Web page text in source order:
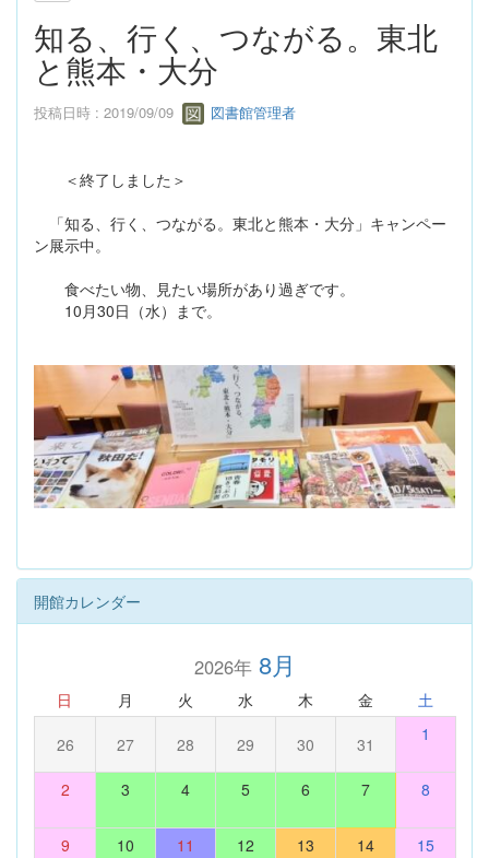
知る、行く、つながる。東北
と熊本・大分
投稿日時 : 2019/09/09 図書館管理者
＜終了しました＞
「知る、行く、つながる。東北と熊本・大分」キャンペー
ン展示中。
食べたい物、見たい場所があり過ぎです。
10月30日（水）まで。
開館カレンダー
2026年8月
日 月 火 水 木 金 土
26 27 28 29 30 31 1
2 3 4 5 6 7 8
9 10 11 12 13 14 15